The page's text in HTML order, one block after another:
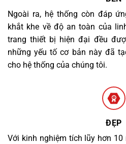
Ngoài ra, hệ thống còn đáp
khắt khe về độ an toàn của
trang thiết bị hiện đại đều
những yếu tố cơ bản này đã
cho hệ thống của chúng tôi.
ĐẸP
Với kinh nghiệm tích lũy hơn